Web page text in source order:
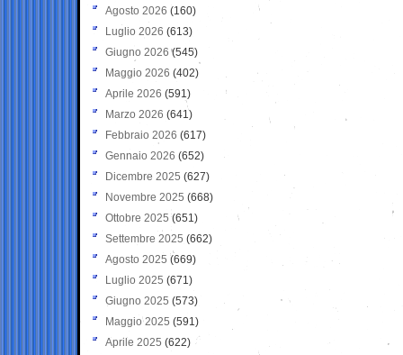
Agosto 2026 (160)
Luglio 2026 (613)
Giugno 2026 (545)
Maggio 2026 (402)
Aprile 2026 (591)
Marzo 2026 (641)
Febbraio 2026 (617)
Gennaio 2026 (652)
Dicembre 2025 (627)
Novembre 2025 (668)
Ottobre 2025 (651)
Settembre 2025 (662)
Agosto 2025 (669)
Luglio 2025 (671)
Giugno 2025 (573)
Maggio 2025 (591)
Aprile 2025 (622)